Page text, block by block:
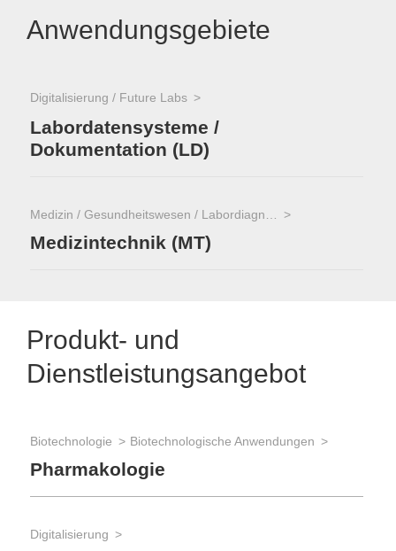
Anwendungsgebiete
Digitalisierung / Future Labs
Labordatensysteme /
Dokumentation (LD)
Medizintechnik (MT)
Produkt- und
Dienstleistungsangebot
Biotechnologie Biotechnologische Anwendungen
Pharmakologie
Digitalisierung